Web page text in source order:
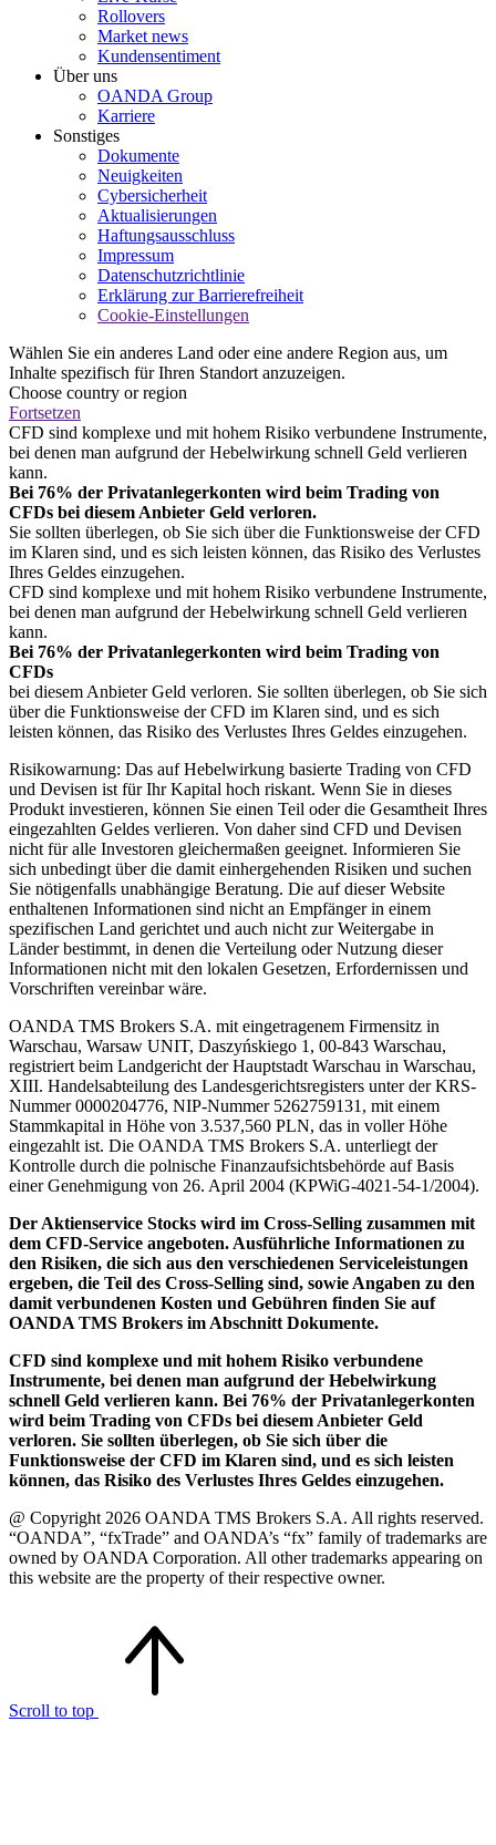
Rollovers
Market news
Kundensentiment
Über uns
OANDA Group
Karriere
Sonstiges
Dokumente
Neuigkeiten
Cybersicherheit
Aktualisierungen
Haftungsausschluss
Impressum
Datenschutzrichtlinie
Erklärung zur Barrierefreiheit
Cookie-Einstellungen
Wählen Sie ein anderes Land oder eine andere Region aus, um
Inhalte spezifisch für Ihren Standort anzuzeigen.
Choose country or region
Fortsetzen
CFD sind komplexe und mit hohem Risiko verbundene Instrumente,
bei denen man aufgrund der Hebelwirkung schnell Geld verlieren
kann.
Bei 76% der Privatanlegerkonten wird beim Trading von
CFDs bei diesem Anbieter Geld verloren.
Sie sollten überlegen, ob Sie sich über die Funktionsweise der CFD
im Klaren sind, und es sich leisten können, das Risiko des Verlustes
Ihres Geldes einzugehen.
CFD sind komplexe und mit hohem Risiko verbundene Instrumente,
bei denen man aufgrund der Hebelwirkung schnell Geld verlieren
kann.
Bei 76% der Privatanlegerkonten wird beim Trading von
CFDs
bei diesem Anbieter Geld verloren. Sie sollten überlegen, ob Sie sich
über die Funktionsweise der CFD im Klaren sind, und es sich
leisten können, das Risiko des Verlustes Ihres Geldes einzugehen.
Risikowarnung: Das auf Hebelwirkung basierte Trading von CFD
und Devisen ist für Ihr Kapital hoch riskant. Wenn Sie in dieses
Produkt investieren, können Sie einen Teil oder die Gesamtheit Ihres
eingezahlten Geldes verlieren. Von daher sind CFD und Devisen
nicht für alle Investoren gleichermaßen geeignet. Informieren Sie
sich unbedingt über die damit einhergehenden Risiken und suchen
Sie nötigenfalls unabhängige Beratung. Die auf dieser Website
enthaltenen Informationen sind nicht an Empfänger in einem
spezifischen Land gerichtet und auch nicht zur Weitergabe in
Länder bestimmt, in denen die Verteilung oder Nutzung dieser
Informationen nicht mit den lokalen Gesetzen, Erfordernissen und
Vorschriften vereinbar wäre.
OANDA TMS Brokers S.A. mit eingetragenem Firmensitz in
Warschau, Warsaw UNIT, Daszyńskiego 1, 00-843 Warschau,
registriert beim Landgericht der Hauptstadt Warschau in Warschau,
XIII. Handelsabteilung des Landesgerichtsregisters unter der KRS-
Nummer 0000204776, NIP-Nummer 5262759131, mit einem
Stammkapital in Höhe von 3.537,560 PLN, das in voller Höhe
eingezahlt ist. Die OANDA TMS Brokers S.A. unterliegt der
Kontrolle durch die polnische Finanzaufsichtsbehörde auf Basis
einer Genehmigung von 26. April 2004 (KPWiG-4021-54-1/2004).
Der Aktienservice Stocks wird im Cross-Selling zusammen mit
dem CFD-Service angeboten. Ausführliche Informationen zu
den Risiken, die sich aus den verschiedenen Serviceleistungen
ergeben, die Teil des Cross-Selling sind, sowie Angaben zu den
damit verbundenen Kosten und Gebühren finden Sie auf
OANDA TMS Brokers im Abschnitt Dokumente.
CFD sind komplexe und mit hohem Risiko verbundene
Instrumente, bei denen man aufgrund der Hebelwirkung
schnell Geld verlieren kann. Bei 76% der Privatanlegerkonten
wird beim Trading von CFDs bei diesem Anbieter Geld
verloren. Sie sollten überlegen, ob Sie sich über die
Funktionsweise der CFD im Klaren sind, und es sich leisten
können, das Risiko des Verlustes Ihres Geldes einzugehen.
@ Copyright 2026 OANDA TMS Brokers S.A. All rights reserved.
“OANDA”, “fxTrade” and OANDA’s “fx” family of trademarks are
owned by OANDA Corporation. All other trademarks appearing on
this website are the property of their respective owner.
Scroll to top